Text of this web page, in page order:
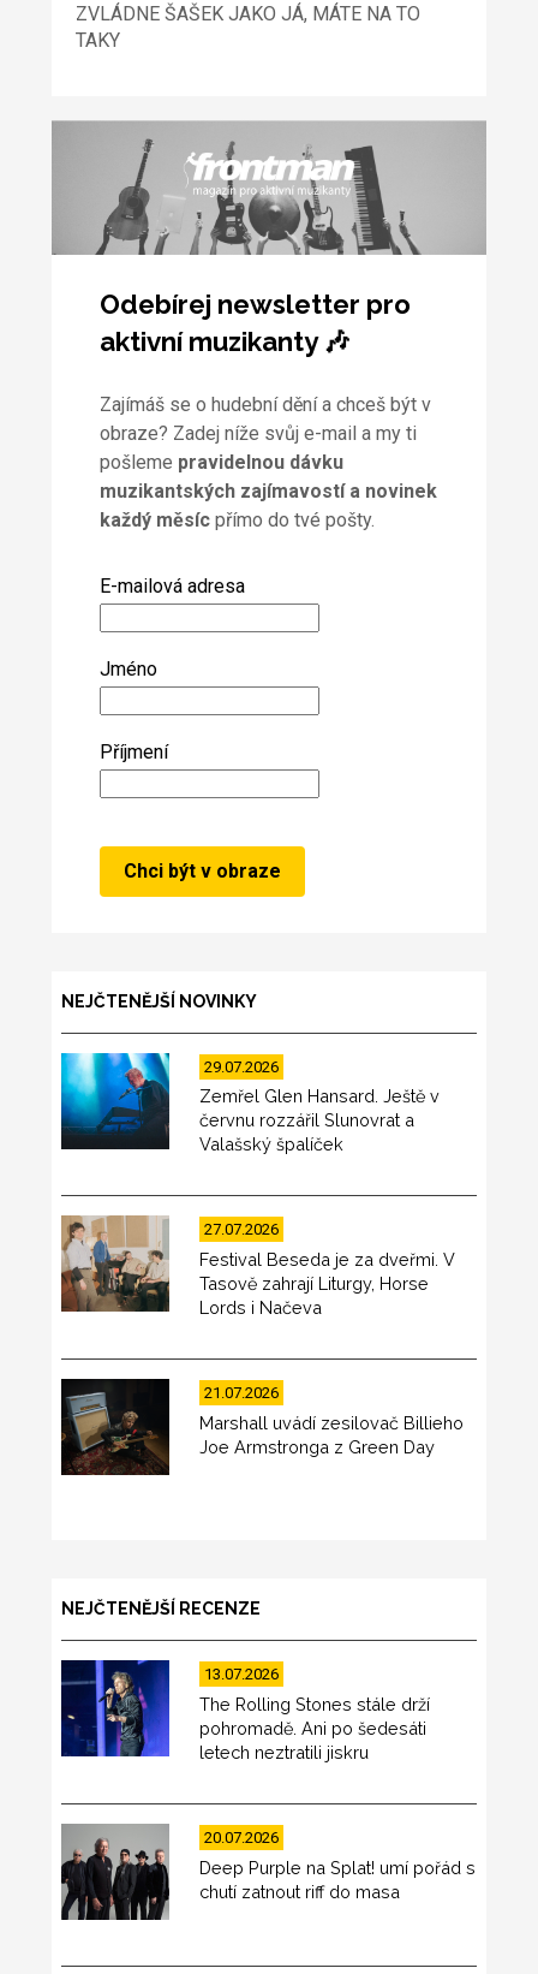
ZVLÁDNE ŠAŠEK JAKO JÁ, MÁTE NA TO
TAKY
Odebírej newsletter pro
aktivní muzikanty 🎶
Zajímáš se o hudební dění a chceš být v
obraze? Zadej níže svůj e-mail a my ti
pošleme pravidelnou dávku
muzikantských zajímavostí a novinek
každý měsícpřímo do tvé pošty.
E-mailová adresa
Jméno
Příjmení
NEJČTENĚJŠÍ NOVINKY
29.07.2026
Zemřel Glen Hansard. Ještě v
červnu rozzářil Slunovrat a
Valašský špalíček
27.07.2026
Festival Beseda je za dveřmi. V
Tasově zahrají Liturgy, Horse
Lords i Načeva
21.07.2026
Marshall uvádí zesilovač Billieho
Joe Armstronga z Green Day
NEJČTENĚJŠÍ RECENZE
13.07.2026
The Rolling Stones stále drží
pohromadě. Ani po šedesáti
letech neztratili jiskru
20.07.2026
Deep Purple na Splat! umí pořád s
chutí zatnout riff do masa